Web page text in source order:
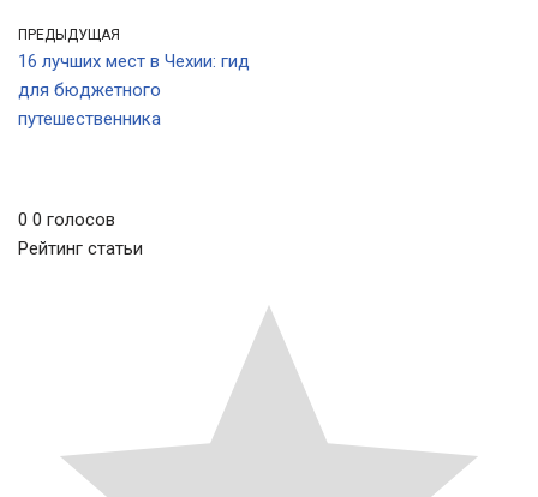
ПРЕДЫДУЩАЯ
16 лучших мест в Чехии: гид
для бюджетного
путешественника
0 0 голосов
Рейтинг статьи